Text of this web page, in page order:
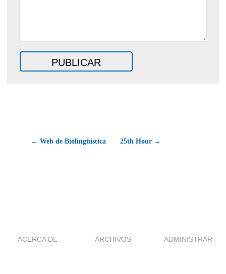
← Web de Biolingüística 25th Hour →
ACERCA DE ARCHIVOS ADMINISTRAR